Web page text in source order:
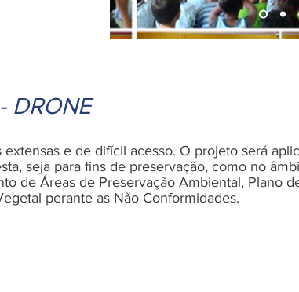
e de difícil acesso. O projeto será
seja para fins de preservação, como no
de Áreas de Preservação Ambiental, Plano
perante as Não Conformidades.
DRONE